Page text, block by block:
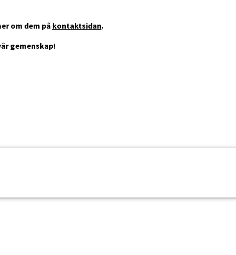
om dem på kontaktsidan.
gemenskap!